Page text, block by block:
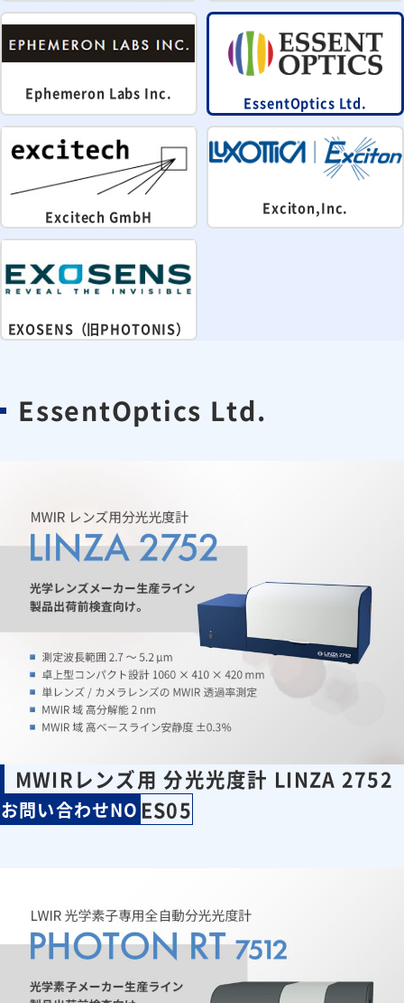
Ephemeron Labs Inc.
EssentOptics Ltd.
Excitech GmbH Exciton,Inc.
EXOSENS（旧PHOTONIS）
EssentOptics Ltd.
MWIRレンズ用 分光光度計 LINZA 2752
お問い合わせNO ES05